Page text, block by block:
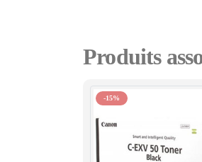
Produits
-15%